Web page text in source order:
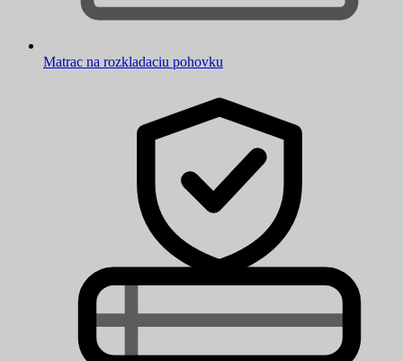
Matrac na rozkladaciu pohovku